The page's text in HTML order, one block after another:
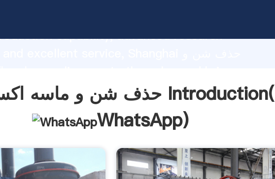
capability, advanced research
all of customers.
حذف شن و ماسه اکسید آهن Introduction(
WhatsApp)